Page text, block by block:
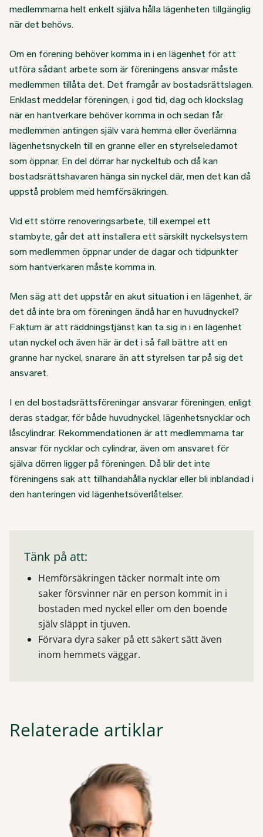
medlemmarna helt enkelt själva hålla lägenheten tillgänglig
när det behövs.
Om en förening behöver komma in i en lägenhet för att
utföra sådant arbete som är föreningens ansvar måste
medlemmen tillåta det. Det framgår av bostadsrättslagen.
Enklast meddelar föreningen, i god tid, dag och klockslag
när en hantverkare behöver komma in och sedan får
medlemmen antingen själv vara hemma eller överlämna
lägenhetsnyckeln till en granne eller en styrelseledamot
som öppnar. En del dörrar har nyckeltub och då kan
bostadsrättshavaren hänga sin nyckel där, men det kan då
uppstå problem med hemförsäkringen.
Vid ett större renoveringsarbete, till exempel ett
stambyte, går det att installera ett särskilt nyckelsystem
som medlemmen öppnar under de dagar och tidpunkter
som hantverkaren måste komma in.
Men säg att det uppstår en akut situation i en lägenhet, är
det då inte bra om föreningen ändå har en huvudnyckel?
Faktum är att räddningstjänst kan ta sig in i en lägenhet
utan nyckel och även här är det i så fall bättre att en
granne har nyckel, snarare än att styrelsen tar på sig det
ansvaret.
I en del bostadsrättsföreningar ansvarar föreningen, enligt
deras stadgar, för både huvudnyckel, lägenhetsnycklar och
låscylindrar. Rekommendationen är att medlemmarna tar
ansvar för nycklar och cylindrar, även om ansvaret för
själva dörren ligger på föreningen. Då blir det inte
föreningens sak att tillhandahålla nycklar eller bli inblandad i
den hanteringen vid lägenhetsöverlåtelser.
Tänk på att:
Hemförsäkringen täcker normalt inte om
saker försvinner när en person kommit in i
bostaden med nyckel eller om den boende
själv släppt in tjuven.
Förvara dyra saker på ett säkert sätt även
inom hemmets väggar.
Relaterade artiklar